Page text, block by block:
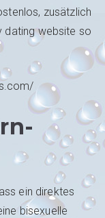
zusätzlich
dating website so
ein direktes
bisexuelle